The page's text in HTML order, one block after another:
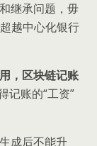
继承问题，毋
越中心化银行
，区块链记账
记账的“工资”
成后不能升